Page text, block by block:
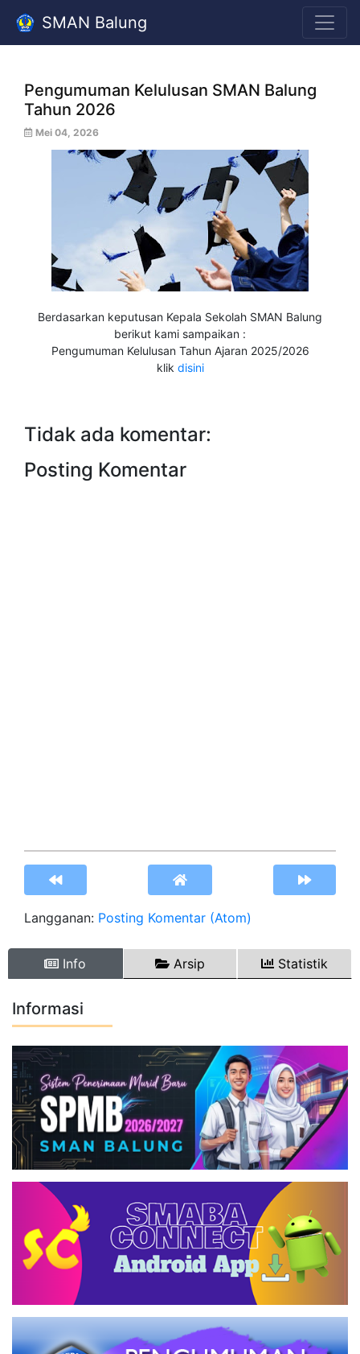
SMAN Balung
Pengumuman Kelulusan SMAN Balung
Tahun 2026
Mei 04, 2026
Berdasarkan keputusan Kepala Sekolah SMAN Balung
berikut kami sampaikan :
Pengumuman Kelulusan Tahun Ajaran 2025/2026
klik disini
Tidak ada komentar:
Posting Komentar
Langganan: Posting Komentar (Atom)
Info Arsip Statistik
Informasi